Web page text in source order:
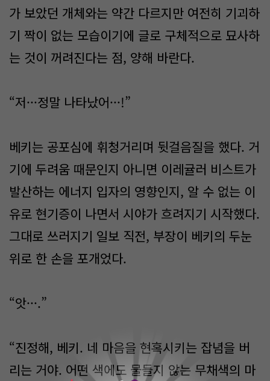
가 보았던 개체와는 약간 다르지만 여전히 기괴하
기 짝이 없는 모습이기에 글로 구체적으로 묘사하
는 것이 꺼려진다는 점, 양해 바란다.
“저···정말 나타났어···!”
베키는 공포심에 휘청거리며 뒷걸음질을 했다. 거
기에 두려움 때문인지 아니면 이레귤러 비스트가
발산하는 에너지 입자의 영향인지, 알 수 없는 이
유로 현기증이 나면서 시야가 흐려지기 시작했다.
그대로 쓰러지기 일보 직전, 부장이 베키의 두눈
위로 한 손을 포개었다.
“앗···.”
“진정해, 베키. 네 마음을 현혹시키는 잡념을 버
리는 거야. 어떤 색에도 물들지 않는 무채색의 마
0